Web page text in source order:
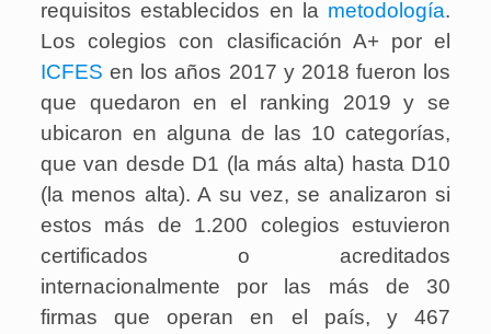
requisitos establecidos en la metodología.
Los colegios con clasificación A+ por el
ICFES en los años 2017 y 2018 fueron los
que quedaron en el ranking 2019 y se
ubicaron en alguna de las 10 categorías,
que van desde D1 (la más alta) hasta D10
(la menos alta). A su vez, se analizaron si
estos más de 1.200 colegios estuvieron
certificados o acreditados
internacionalmente por las más de 30
firmas que operan en el país, y 467